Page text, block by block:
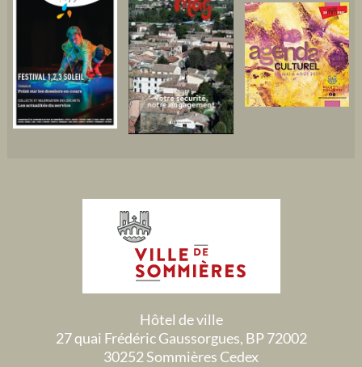
Hôtel de ville
27 quai Frédéric Gaussorgues, BP 72002
30252 Sommières Cedex